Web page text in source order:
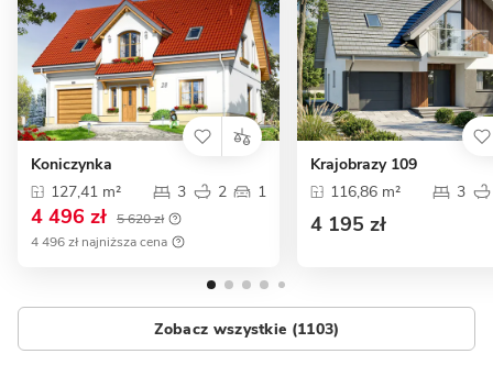
Koniczynka
127,41 m²
3 2 1
4 496 zł 5 620 zł
4 496 zł najniższa cena
Krajobrazy 109
116,86 m²
3
4 195 zł
Zobacz wszystkie (1103)